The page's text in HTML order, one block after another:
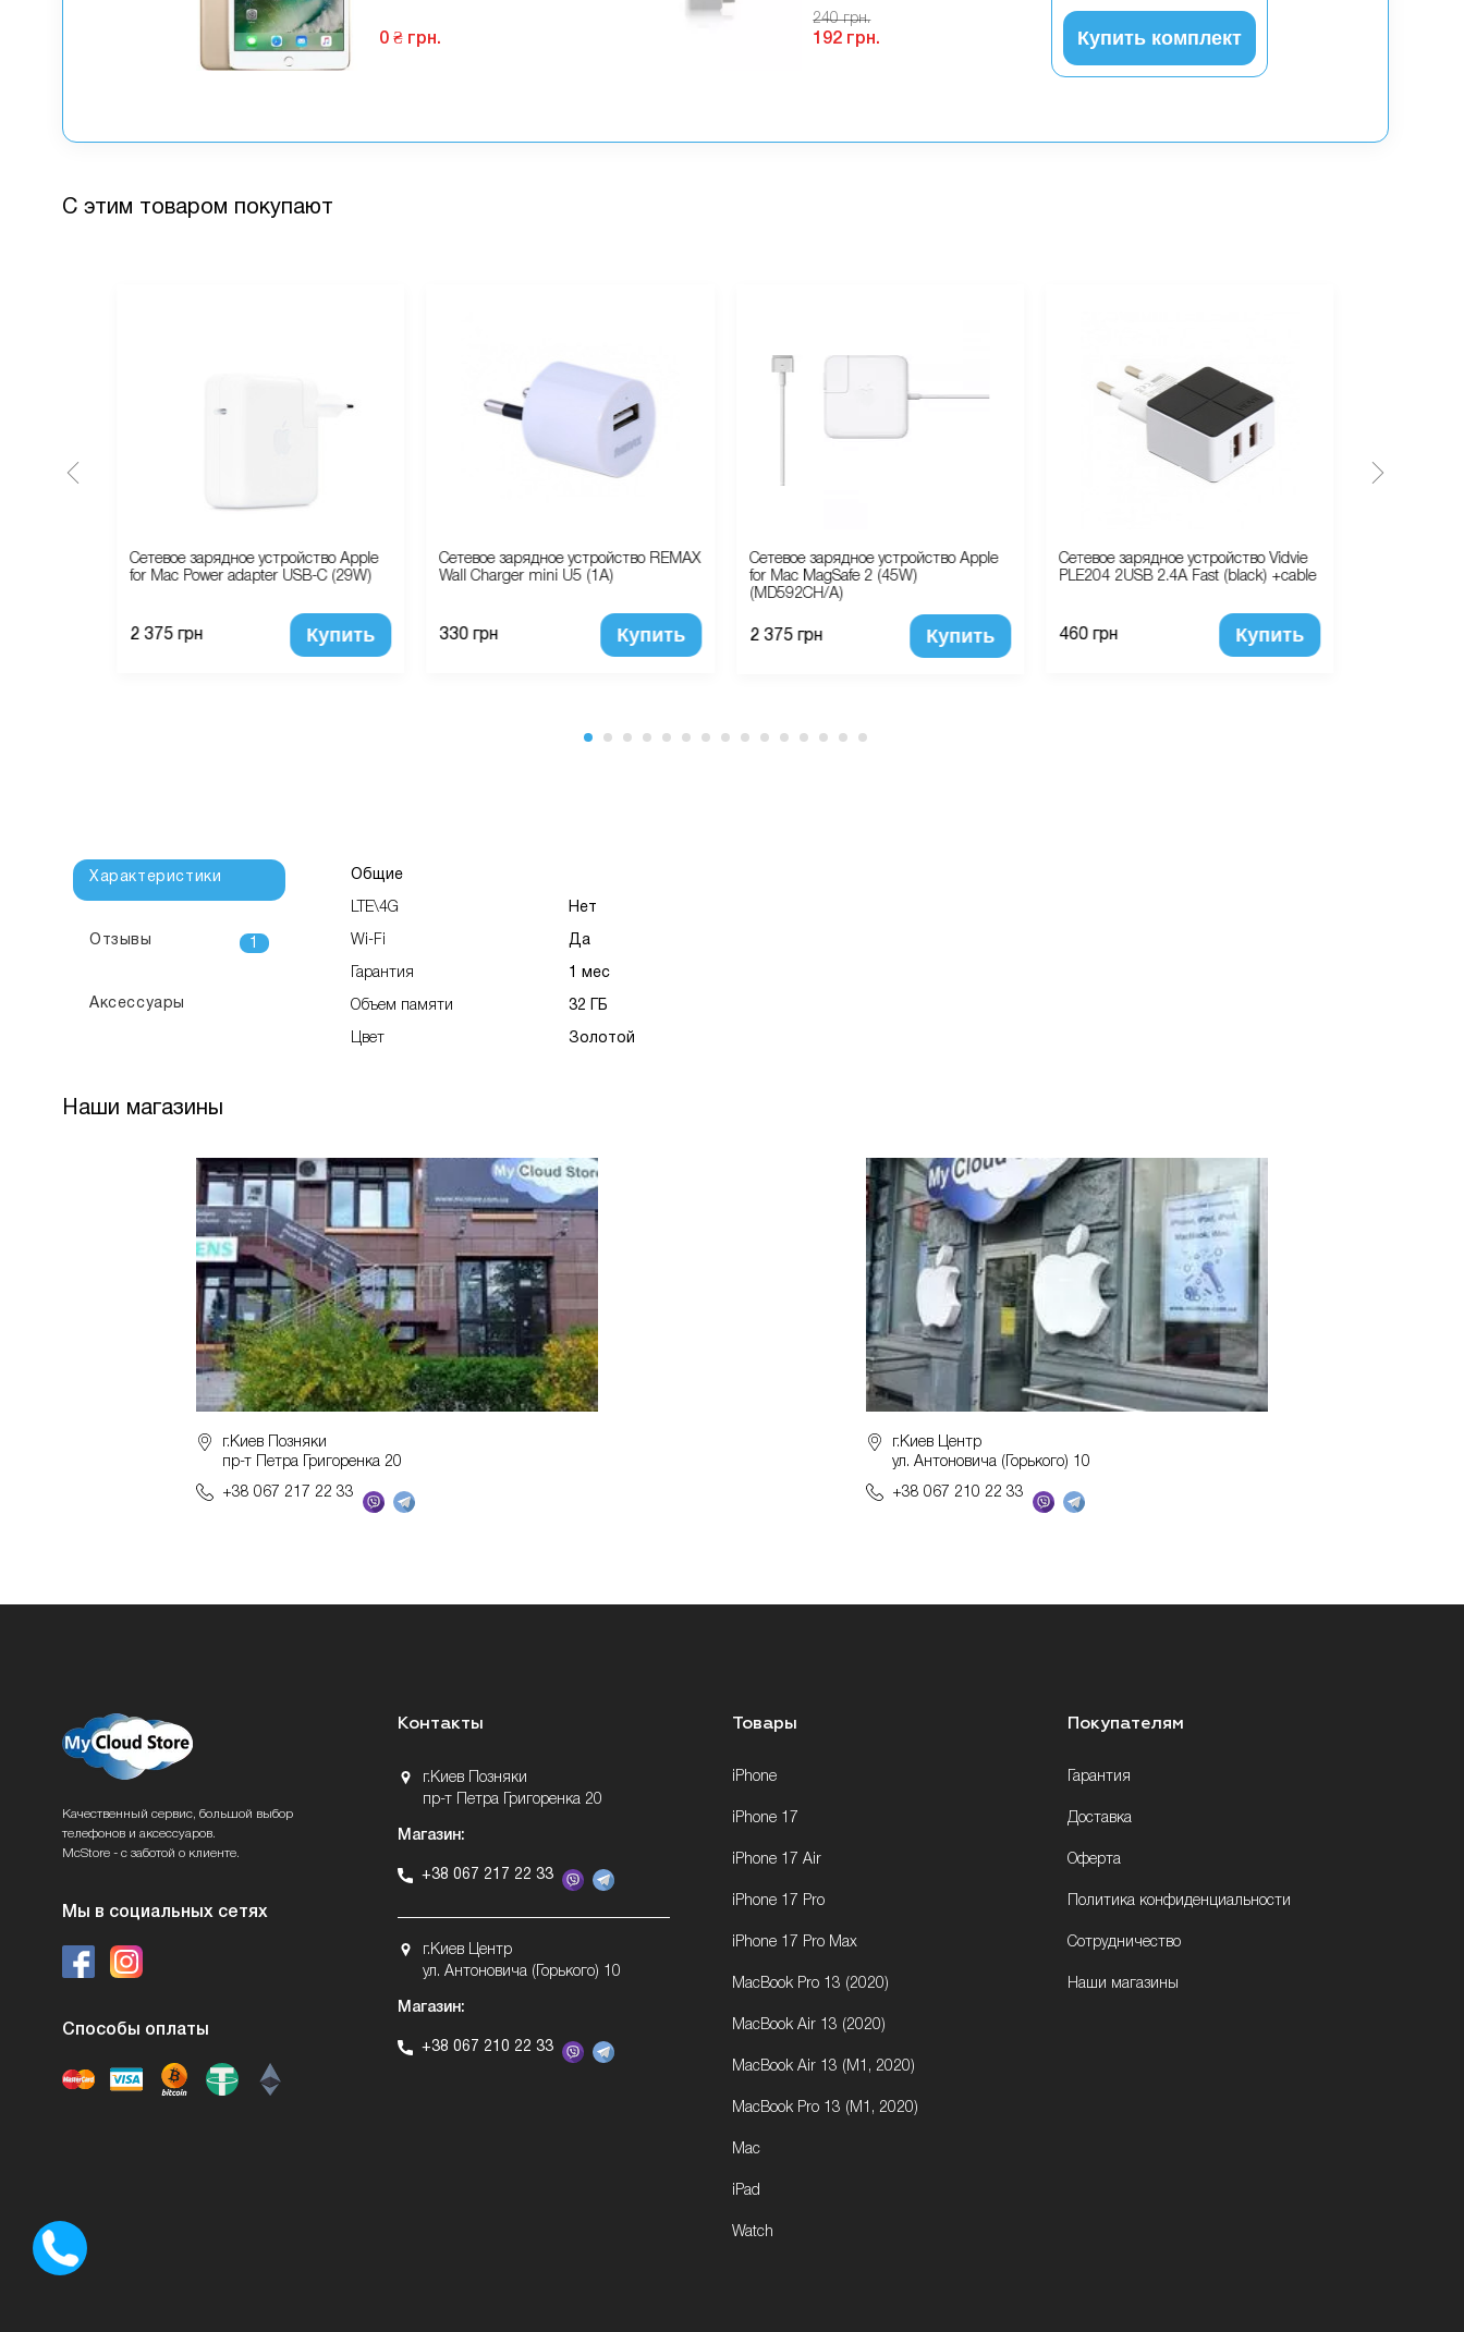
0 ₴ грн.
240 грн.
192 грн. Купить комплект
С этим товаром покупают
Сетевое зарядное устройство Apple
for Mac Power adapter USB-C (29W)
2 375 грн Купить
Сетевое зарядное устройство REMAX
Wall Charger mini U5 (1A)
330 грн Купить
Сетевое зарядное устройство Apple
for Mac MagSafe 2 (45W)
(MD592CH/A)
2 375 грн Купить
Сетевое зарядное устройство Vidvie
PLE204 2USB 2.4A Fast (black) +cable
460 грн Купить
Характеристики
Отзывы 1
Аксессуары
Общие
LTE\4G Нет
Wi-Fi Да
Гарантия 1 мес
Объем памяти 32 ГБ
Цвет Золотой
Наши магазины
г.Киев Позняки
пр-т Петра Григоренка 20
+38 067 217 22 33
г.Киев Центр
ул. Антоновича (Горького) 10
+38 067 210 22 33
Качественный сервис, большой выбор
телефонов и аксессуаров.
McStore - с заботой о клиенте.
Мы в социальных сетях
Способы оплаты
Контакты
г.Киев Позняки
пр-т Петра Григоренка 20
Магазин:
+38 067 217 22 33
г.Киев Центр
ул. Антоновича (Горького) 10
Магазин:
+38 067 210 22 33
Товары
iPhone
iPhone 17
iPhone 17 Air
iPhone 17 Pro
iPhone 17 Pro Max
MacBook Pro 13 (2020)
MacBook Air 13 (2020)
MacBook Air 13 (M1, 2020)
MacBook Pro 13 (M1, 2020)
Mac
iPad
Watch
Покупателям
Гарантия
Доставка
Оферта
Политика конфиденциальности
Сотрудничество
Наши магазины